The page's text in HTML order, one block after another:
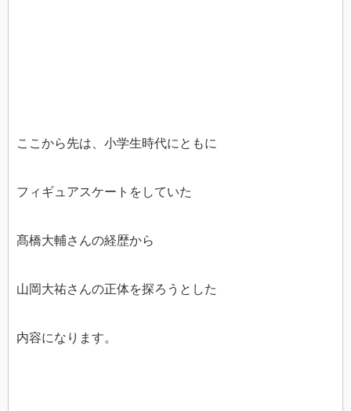
ここから先は、小学生時代にともに
フィギュアスケートをしていた
髙橋大輔さんの経歴から
山岡大祐さんの正体を探ろうとした
内容になります。